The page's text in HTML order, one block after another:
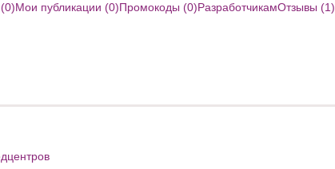
Мои публикации (0)Промокоды (0)РазработчикамОтзывы (1)